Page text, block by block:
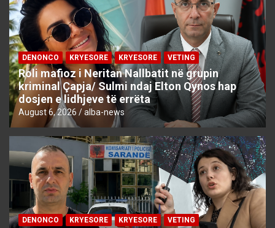
DENONCO KRYESORE KRYESORE VETING
Roli mafioz i Neritan Nallbatit në grupin
kriminal Çapja/ Sulmi ndaj Elton Qynos hap
dosjen e lidhjeve të errëta
August 6, 2026 alba-news
DENONCO KRYESORE KRYESORE VETING